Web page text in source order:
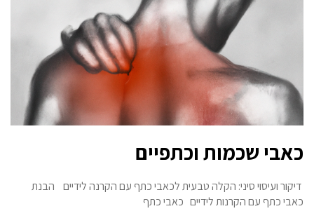
כאבי שכמות וכתפיים
דיקור ועיסוי סיני: הקלה טבעית לכאבי כתף עם הקרנה לידיים הבנת
כאבי כתף עם הקרנות לידיים כאבי כתף